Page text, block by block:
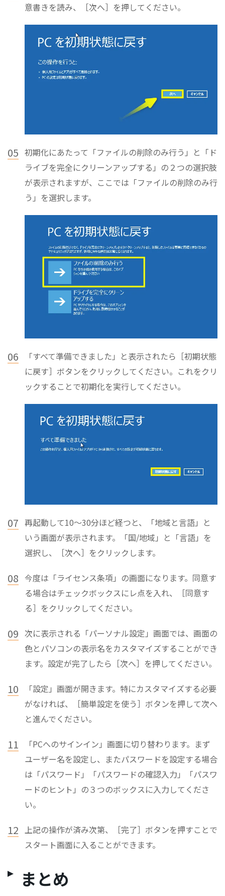
意書きを読み、［次へ］を押してください。
05 初期化にあたって「ファイルの削除のみ行う」と「ド
ライブを完全にクリーンアップする」の２つの選択肢
が表示されますが、ここでは「ファイルの削除のみ行
う」を選択します。
06
「すべて準備できました」と表示されたら［初期状態
に戻す］ボタンをクリックしてください。これをクリ
ックすることで初期化を実行してください。
07 再起動して10～30分ほど経つと、「地域と言語」と
いう画面が表示されます。「国/地域」と「言語」を
選択し、［次へ］をクリックします。
08 今度は「ライセンス条項」の画面になります。同意す
る場合はチェックボックスにレ点を入れ、［同意す
る］をクリックしてください。
09 次に表示される「パーソナル設定」画面では、画面の
色とパソコンの表示名をカスタマイズすることができ
ます。設定が完了したら［次へ］を押してください。
10
「設定」画面が開きます。特にカスタマイズする必要
がなければ、［簡単設定を使う］ボタンを押して次へ
と進んでください。
11
「PCへのサインイン」画面に切り替わります。まず
ユーザー名を設定し、またパスワードを設定する場合
は「パスワード」「パスワードの確認入力」「パスワ
ードのヒント」の３つのボックスに入力してくださ
い。
12 上記の操作が済み次第、［完了］ボタンを押すことで
スタート画面に入ることができます。
まとめ